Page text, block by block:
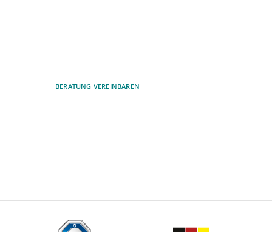
BERATUNG VEREINBAREN